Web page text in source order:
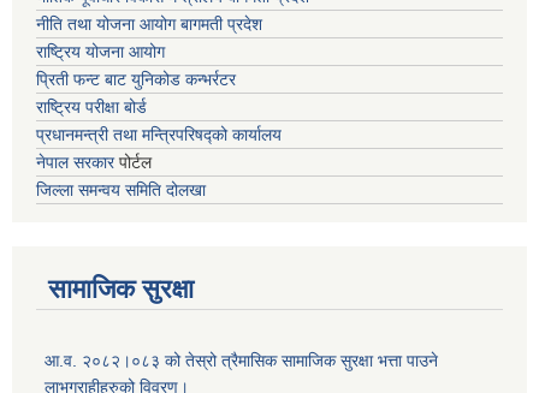
नीति तथा योजना आयोग बागमती प्रदेश
राष्ट्रिय योजना आयोग
प्रिती फन्ट बाट युनिकोड कन्भर्रटर
राष्ट्रिय परीक्षा बोर्ड
प्रधानमन्त्री तथा मन्त्रिपरिषद्को कार्यालय
नेपाल सरकारपोर्टल
जिल्ला समन्वय समिति दोलखा
सामाजिक सुरक्षा
आ.व. २०८२।०८३ को तेस्रो त्रैमासिक सामाजिक सुरक्षा भत्ता पाउने
लाभग्राहीहरुको विवरण।